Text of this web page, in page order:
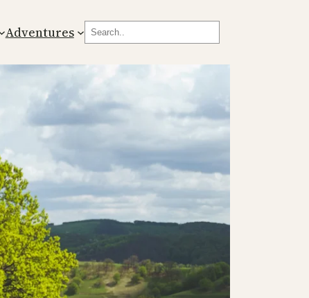
Adventures Search